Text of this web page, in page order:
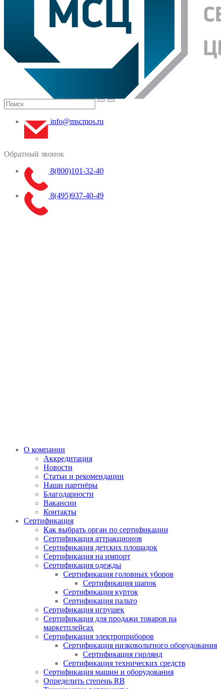
info@mscmos.ru
Обратный звонок
8(800)101-32-40
8(495)937-40-49
О компании
Аккредитация
Новости
Статьи и рекомендации
Наши партнёры
Благодарности
Вакансии
Контакты
Сертификация
Как выбрать орган по сертификации
Сертификация аттракционов
Сертификация детских площадок
Сертификация на импорт
Сертификация одежды
Сертификация головных уборов
Сертификация шапок
Сертификация курток
Сертификация пальто
Сертификация игрушек
Сертификация для продажи товаров на
маркетплейсах
Сертификация электроприборов
Сертификация низковольтного оборудования
Сертификация гирлянд
Сертификация технических средств
Сертификация машин и оборудования
Определить степень RB